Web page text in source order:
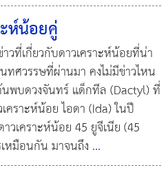
ห์น้อยคู่
วที่เกี่ยวกับดาวเคราะห์น้อยที่น่า
ทศวรรษที่ผ่านมา คงไม่มีข่าวไหน
นพบดวงจันทร์ แด็กทีล (Dactyl) ที่
คราะห์น้อย ไอดา (Ida) ในปี
เคราะห์น้อย 45 ยูจีเนีย (45
หมือนกัน มาจนถึง ...